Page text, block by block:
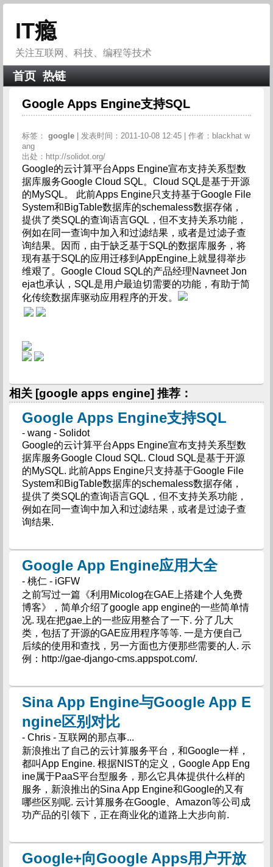
IT瘾
关注互联网、科技、编程等技术
首页 热链
Google Apps Engine支持SQL
标签： google
| 发表时间：2011-10-08 12:45 | 作者：blackhat w
ang
出处：http://solidot.org/
Google的云计算平台Apps Engine宣布支持关系型数
据库服务Google Cloud SQL。Cloud SQL是基于开源
的MySQL。 此前Apps Engine只支持基于Google File
System和BigTable数据库的schemaless数据存储，
提供了类SQL的查询语言GQL，但不支持关系功能，
例如在同一查询中加入和过滤结果，或者是过滤子查
询结果。因而，由于缺乏基于SQL的数据库服务，将
现有基于SQL的应用迁移到AppEngine上就显得举步
维艰了。Google Cloud SQL的产品经理Navneet Jon
eja也承认，SQL是用户最迫切需要的功能，有助于简
化传统数据库驱动应用程序的开发。
相关 [google apps engine] 推荐：
Google Apps Engine支持SQL
- wang - Solidot
Google的云计算平台Apps Engine宣布支持关系型数
据库服务Google Cloud SQL. Cloud SQL是基于开源
的MySQL. 此前Apps Engine只支持基于Google File
System和BigTable数据库的schemaless数据存储，
提供了类SQL的查询语言GQL，但不支持关系功能，
例如在同一查询中加入和过滤结果，或者是过滤子查
询结果.
Google App Engine应用大全
- 桃仁 - iGFW
之前写过一篇《利用Micolog在GAE上搭建个人免费
博客》，简单介绍了google app engine的一些简单情
况. 现在把gae上的一些应用整合了一下. 分了几大
类，包括了开源的GAE应用程序等等. 一是方便自己
后续的使用和查找，另一方面也方便那些需要的人. 示
例：http://gae-django-cms.appspot.com/.
Sina App Engine与Google App E
ngine区别对比
- Chris - 互联网的那点事...
新浪推出了自己的云计算服务平台，和Google一样，
都叫App Engine. 根据NIST的定义，Google App Eng
ine属于PaaS平台型服务，那么它具体提供什么样的
服务，新浪推出的Sina App Engine和Google的又有
哪些区别呢. 云计算服务在Google、Amazon等公司成
功产品的引领下，正在商业化的道路上大步向前.
Google+向Google Apps用户开放